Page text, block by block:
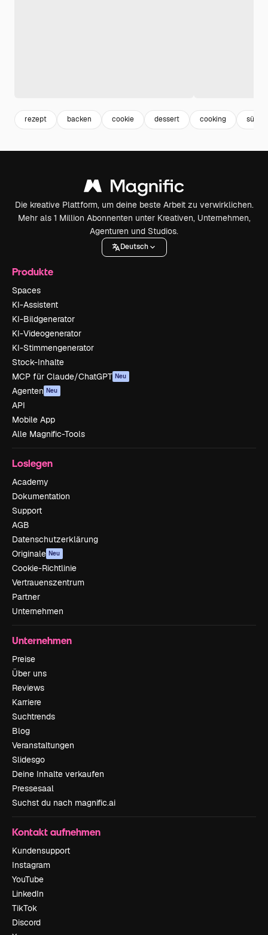
rezept backen cookie dessert cooking
Die kreative Plattform, um deine beste Arbeit zu verwirklichen.
Mehr als 1 Million Abonnenten unter Kreativen, Unternehmen,
Agenturen und Studios.
Deutsch
Produkte
Spaces
KI-Assistent
KI-Bildgenerator
KI-Videogenerator
KI-Stimmengenerator
Stock-Inhalte
MCP für Claude/ChatGPT Neu
Agenten Neu
API
Mobile App
Alle Magnific-Tools
Loslegen
Academy
Dokumentation
Support
AGB
Datenschutzerklärung
Originale Neu
Cookie-Richtlinie
Vertrauenszentrum
Partner
Unternehmen
Unternehmen
Preise
Über uns
Reviews
Karriere
Suchtrends
Blog
Veranstaltungen
Slidesgo
Deine Inhalte verkaufen
Pressesaal
Suchst du nach magnific.ai
Kontakt aufnehmen
Kundensupport
Instagram
YouTube
LinkedIn
TikTok
Discord